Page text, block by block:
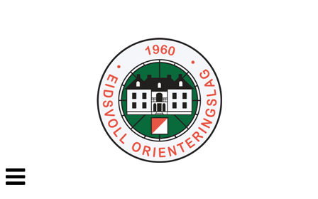
Veksle
navigasjon